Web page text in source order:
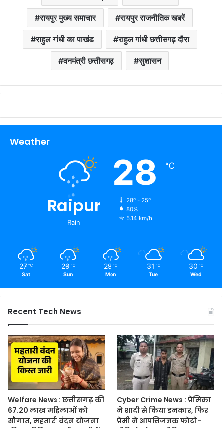
रायपुर मुख्य समाचार रायपुर राजनीतिक खबरें
राहुल गांधी का पाखंड राहुल गांधी छत्तीसगढ़ दौरा
वनमंत्री छत्तीसगढ़ सुशासन
Weather
Raipur
Rain
28 ℃
28º - 25º
80%
5.14 km/h
27 ℃
Sat
29 ℃
Sun
29 ℃
Mon
31 ℃
Tue
30 ℃
Wed
Recent Tech News
Welfare News : छत्तीसगढ़ की
67.20 लाख महिलाओं को
सौगात, महतारी वंदन योजना
Cyber Crime News : प्रेमिका
ने शादी से किया इनकार, फिर
प्रेमी ने आपत्तिजनक फोटो-